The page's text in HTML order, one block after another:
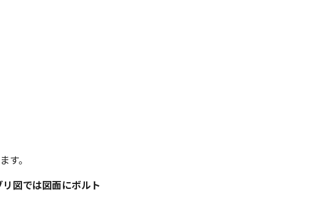
。
図では図面にボルト